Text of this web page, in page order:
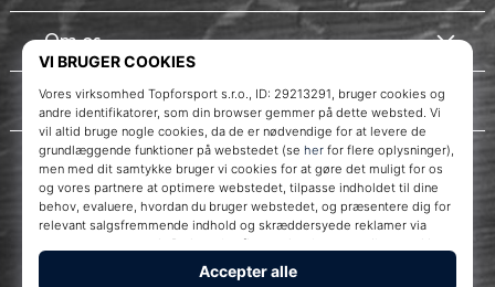
WePlayHandball.dk
Instagram
Om os
Kundeservice